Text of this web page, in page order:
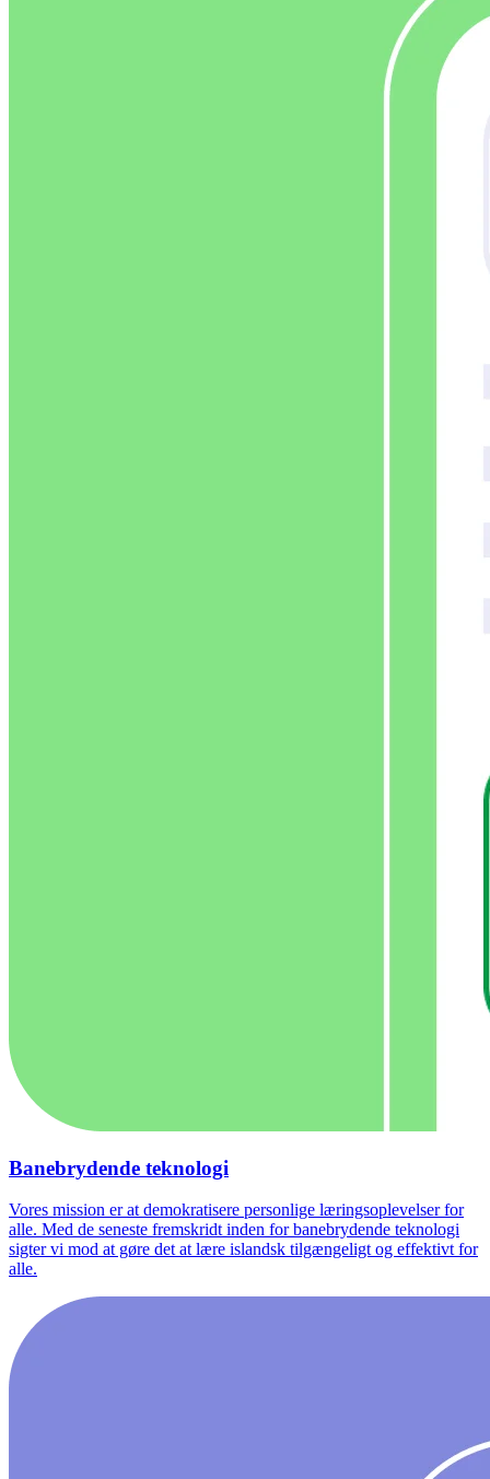
Banebrydende teknologi
Vores mission er at demokratisere personlige læringsoplevelser for
alle. Med de seneste fremskridt inden for banebrydende teknologi
sigter vi mod at gøre det at lære islandsk tilgængeligt og effektivt for
alle.